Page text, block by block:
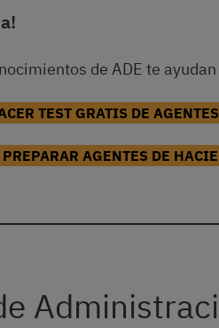
de ADE te
TEST GRATIS DE AGENTES
PREPARAR AGENTES DE